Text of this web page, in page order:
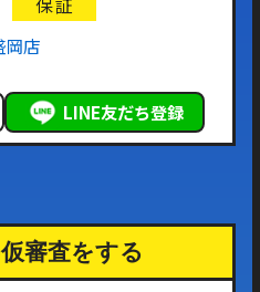
岡店
LINE友だち登録
審査をする